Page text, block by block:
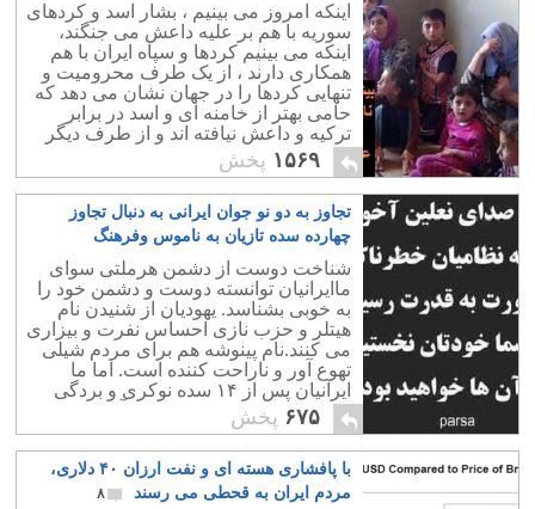
اینکه امروز می بینیم ، بشار اسد و کردهای
سوریه با هم بر علیه داعش می جنگند،
اینکه می بینیم کردها و سپاه ایران با هم
همکاری دارند ، از یک طرف محرومیت و
تنهایی کردها را در جهان نشان می دهد که
حامی بهتر از خامنه ای و اسد در برابر
ترکیه و داعش نیافته اند و از طرف دیگر
نشانه برنامه های مخوف ترکیه برای
نابودی کردها وسیله داعش است.
بزرگترین دلیل حمایت ترکیه از داعش امید
به قتل عام کردهای بی دفاع بوده است.
۱۵۶۹ پخش
تجاوز به دو نو جوان ایرانی به دنبال تجاوز
چهارده سده تازیان به ناموس وفرهنگ
کشورمان
شناخت دوست از دشمن هرملتی سوای
ماایرانیان توانسته دوست و دشمن خود را
به خوبی بشناسد. یهودیان از شنیدن نام
هیتلر و حزب نازی احساس نفرت و بیزاری
می کنند.نام پینوشه هم برای مردم شیلی
تهوع آور و ناراحت کننده است. اما ما
ایرانیان پس از ۱۴ سده نوکری و بردگی
تازیان، بازهم به مرده پرستی آنان می
پردازیم.
۶۷۵ پخش
با پافشاری هسته ای و نفت ارزان ۴۰ دلاری،
مردم ایران به قحطی می رسند
۸